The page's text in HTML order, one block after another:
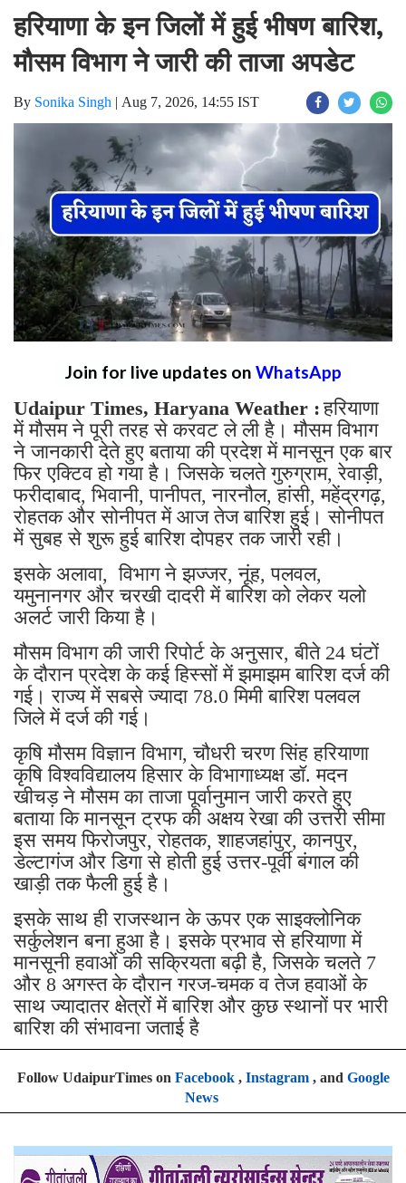
हरियाणा के इन जिलों में हुई भीषण बारिश,
मौसम विभाग ने जारी की ताजा अपडेट
By Sonika Singh | Aug 7, 2026, 14:55 IST
Join for live updates on WhatsApp
Udaipur Times, Haryana Weather : हरियाणा
में मौसम ने पूरी तरह से करवट ले ली है। मौसम विभाग
ने जानकारी देते हुए बताया की प्रदेश में मानसून एक बार
फिर एक्टिव हो गया है। जिसके चलते गुरुग्राम, रेवाड़ी,
फरीदाबाद, भिवानी, पानीपत, नारनौल, हांसी, महेंद्रगढ़,
रोहतक और सोनीपत में आज तेज बारिश हुई। सोनीपत
में सुबह से शुरू हुई बारिश दोपहर तक जारी रही।
इसके अलावा, विभाग ने झज्जर, नूंह, पलवल,
यमुनानगर और चरखी दादरी में बारिश को लेकर यलो
अलर्ट जारी किया है।
मौसम विभाग की जारी रिपोर्ट के अनुसार, बीते 24 घंटों
के दौरान प्रदेश के कई हिस्सों में झमाझम बारिश दर्ज की
गई। राज्य में सबसे ज्यादा 78.0 मिमी बारिश पलवल
जिले में दर्ज की गई।
कृषि मौसम विज्ञान विभाग, चौधरी चरण सिंह हरियाणा
कृषि विश्वविद्यालय हिसार के विभागाध्यक्ष डॉ. मदन
खीचड़ ने मौसम का ताजा पूर्वानुमान जारी करते हुए
बताया कि मानसून ट्रफ की अक्षय रेखा की उत्तरी सीमा
इस समय फिरोजपुर, रोहतक, शाहजहांपुर, कानपुर,
डेल्टागंज और डिगा से होती हुई उत्तर-पूर्वी बंगाल की
खाड़ी तक फैली हुई है।
इसके साथ ही राजस्थान के ऊपर एक साइक्लोनिक
सर्कुलेशन बना हुआ है। इसके प्रभाव से हरियाणा में
मानसूनी हवाओं की सक्रियता बढ़ी है, जिसके चलते 7
और 8 अगस्त के दौरान गरज-चमक व तेज हवाओं के
साथ ज्यादातर क्षेत्रों में बारिश और कुछ स्थानों पर भारी
बारिश की संभावना जताई है
Follow UdaipurTimes on Facebook, Instagram, and Google
News